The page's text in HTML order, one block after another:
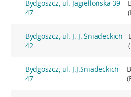
Bydgoszcz, ul. Jagiellońska 39-
47
Bydgoszcz, ul. J. J. Śniadeckich
42
Bydgoszcz, ul. J.J.Śniadeckich
47